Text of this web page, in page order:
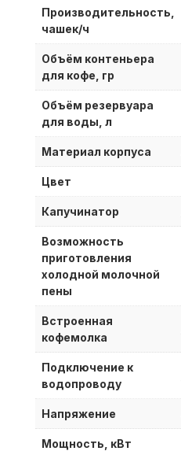
Производительность,
чашек/ч
Объём контеньера
для кофе, гр
Объём резервуара
для воды, л
Материал корпуса
Цвет
Капучинатор
Возможность
приготовления
холодной молочной
пены
Встроенная
кофемолка
Подключение к
водопроводу
Напряжение
Мощность, кВт